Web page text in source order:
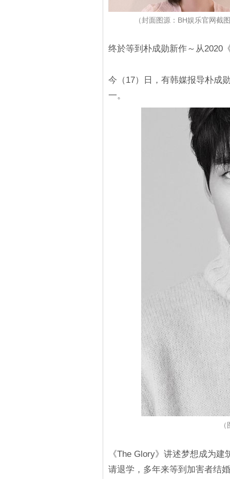
（封面图源：BH娱乐官网截
终於等到朴成勋新作～从2020
今（17）日，有韩媒报导朴成
一。
《The Glory》讲述梦想成为
请退学，多年来等到加害者结